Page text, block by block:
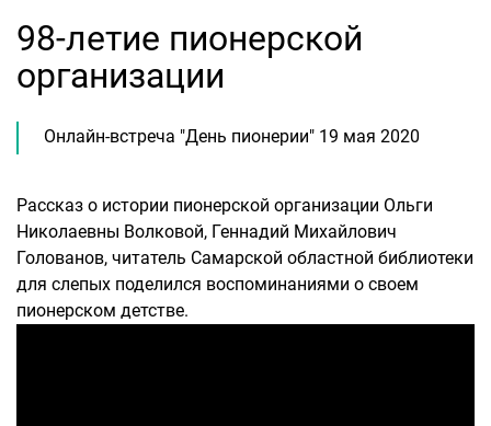
98-летие пионерской
организации
Онлайн-встреча "День пионерии" 19 мая 2020
Рассказ о истории пионерской организации Ольги
Николаевны Волковой, Геннадий Михайлович
Голованов, читатель Самарской областной библиотеки
для слепых поделился воспоминаниями о своем
пионерском детстве.